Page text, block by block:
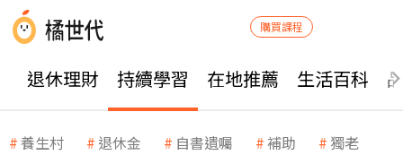
購買課程
退休理財 持續學習 在地推薦 生活百科
養生村 退休金 自書遺囑 補助 獨老